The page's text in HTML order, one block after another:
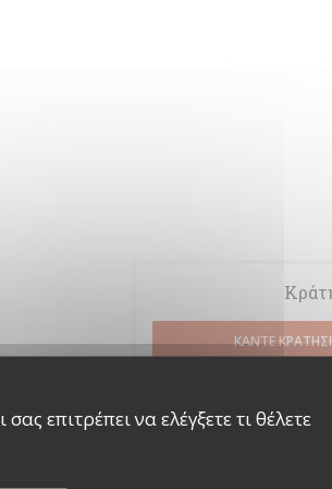
επιτρέπει να ελέγξετε τι θέλετε
ΚΆΝΤΕ
Γενικές